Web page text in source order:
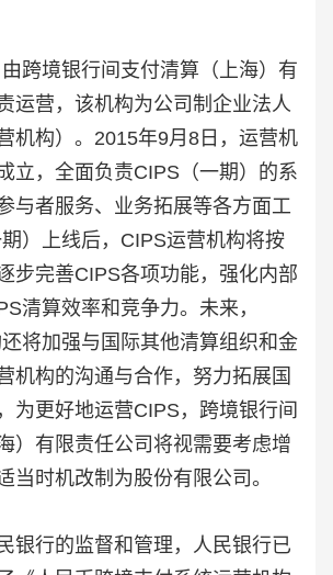
跨境银行间支付清算（上海）有
运营，该机构为公司制企业法人
机构）。2015年9月8日，运营机
立，全面负责CIPS（一期）的系
与者服务、业务拓展等各方面工
）上线后，CIPS运营机构将按
步完善CIPS各项功能，强化内部
清算效率和竞争力。未来，
将加强与国际其他清算组织和金
机构的沟通与合作，努力拓展国
为更好地运营CIPS，跨境银行间
）有限责任公司将视需要考虑增
当时机改制为股份有限公司。
银行的监督和管理，人民银行已